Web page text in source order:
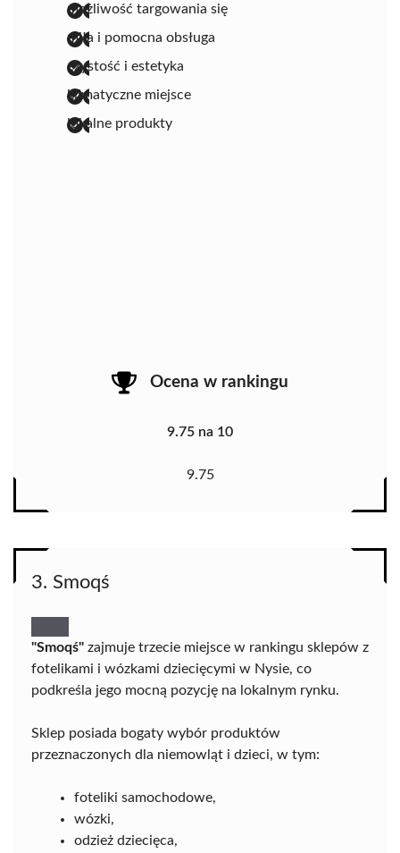
możliwość targowania się
miła i pomocna obsługa
czystość i estetyka
klimatyczne miejsce
lokalne produkty
Ocena w rankingu
9.75 na 10
9.75
3. Smoqś
"Smoqś" zajmuje trzecie miejsce w rankingu sklepów z
fotelikami i wózkami dziecięcymi w Nysie, co
podkreśla jego mocną pozycję na lokalnym rynku.
Sklep posiada bogaty wybór produktów
przeznaczonych dla niemowląt i dzieci, w tym:
foteliki samochodowe,
wózki,
odzież dziecięca,